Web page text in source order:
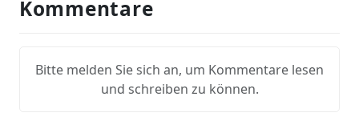
Kommentare
Bitte melden Sie sich an, um Kommentare lesen
und schreiben zu können.